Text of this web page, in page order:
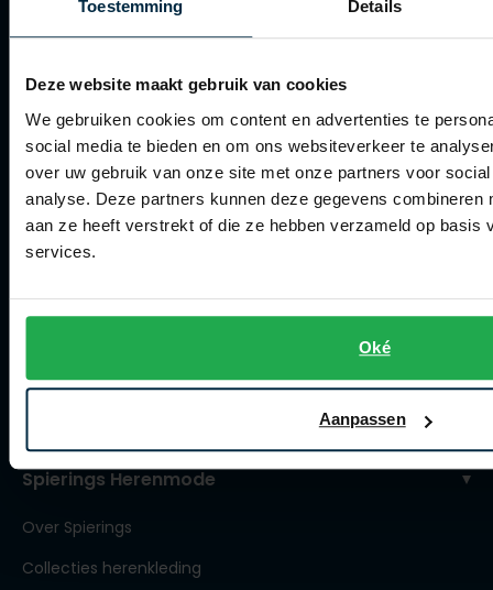
Toestemming Details
Deze website maakt gebruik van cookies
We gebruiken cookies om content en advertenties te
social media te bieden en om ons websiteverkeer te
over uw gebruik van onze site met onze partners voor
analyse. Deze partners kunnen deze gegevens combineren
aan ze heeft verstrekt of die ze hebben verzameld op basis
services.
Oké
Aanpassen
Klachtenafhandeling
Actievoorwaarden
Artikelonderhoud
Winkel
Winkel
Contact winkel
Spierings Herenmode
Over Spierings
Collecties herenkleding